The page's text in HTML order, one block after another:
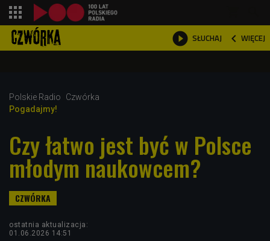
 SŁUCHAJ  WIĘCEJ

Polskie Radio
Czwórka
Pogadajmy!
Czy łatwo jest być w Polsce
młodym naukowcem?
ostatnia aktualizacja:
01.06.2026 14:51